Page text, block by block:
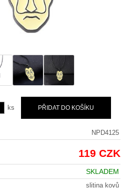
ks
NPD4125
119 CZK
SKLADEM
slitina kovů